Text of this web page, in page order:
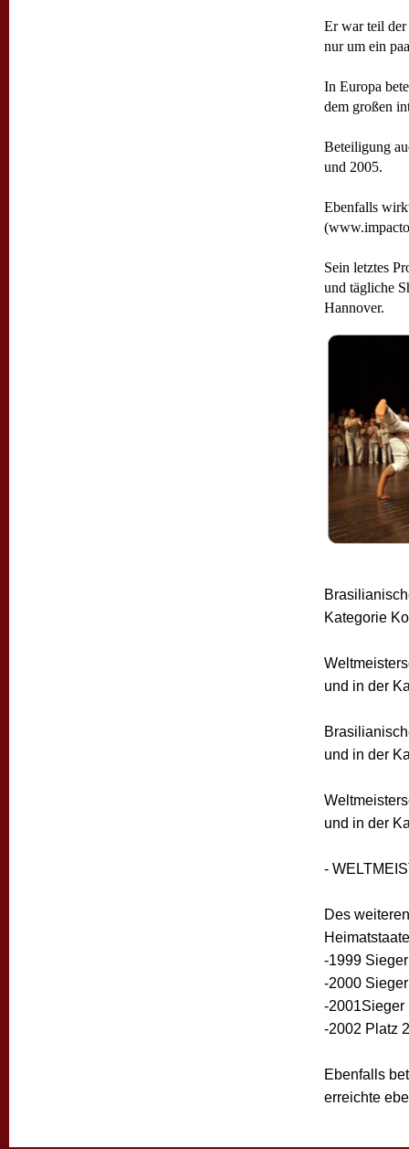
Er war teil der
nur um ein
In Europa
dem großen
Beteiligung
und 2005.
Ebenfalls
Sein letztes
und tägliche
Hannover.
Kategorie
und in der
und in der
und in der
-
Des
-1999
-2000
-2001Sieger
-2002 Platz
Ebenfalls
erreichte